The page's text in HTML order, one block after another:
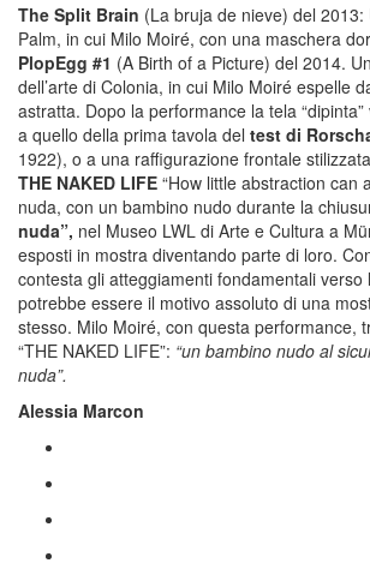
The Split Brain (La bruja de nieve) del
Palm, in cui Milo Moiré, con una maschera
PlopEgg #1 (A Birth of a Picture) del 2014.
dell’arte di Colonia, in cui Milo Moiré espelle
astratta. Dopo la performance la tela
a quello della prima tavola del test di
1922), o a una raffigurazione frontale
THE NAKED LIFE “How little abstraction can
nuda, con un bambino nudo durante la
nuda”, nel Museo LWL di Arte e Cultura a
esposti in mostra diventando parte di loro.
contesta gli atteggiamenti fondamentali verso
potrebbe essere il motivo assoluto di una
stesso. Milo Moiré, con questa performance,
“THE NAKED LIFE”: “un bambino nudo al
nuda”.
Alessia Marcon